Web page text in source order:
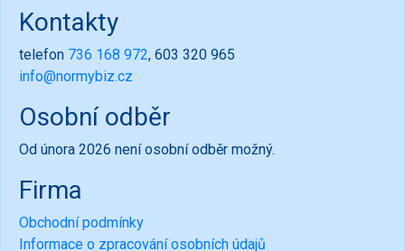
Kontakty
telefon 736 168 972, 603 320 965
info@normybiz.cz
Osobní odběr
Od února 2026 není osobní odběr možný.
Firma
Obchodní podmínky
Informace o zpracování osobních údajů